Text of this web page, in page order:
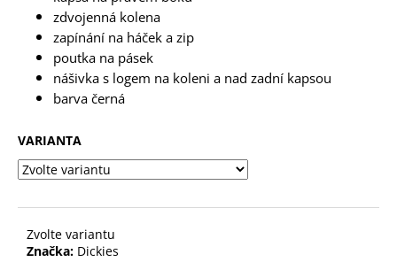
zdvojenná kolena
zapínání na háček a zip
poutka na pásek
nášivka s logem na koleni a nad zadní kapsou
barva černá
VARIANTA
Zvolte variantu
Značka: Dickies